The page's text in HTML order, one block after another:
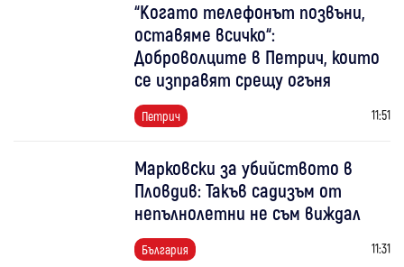
“Когато телефонът позвъни,
оставяме всичко“:
Доброволците в Петрич, които
се изправят срещу огъня
Петрич 11:51
Марковски за убийството в
Пловдив: Такъв садизъм от
непълнолетни не съм виждал
България 11:31